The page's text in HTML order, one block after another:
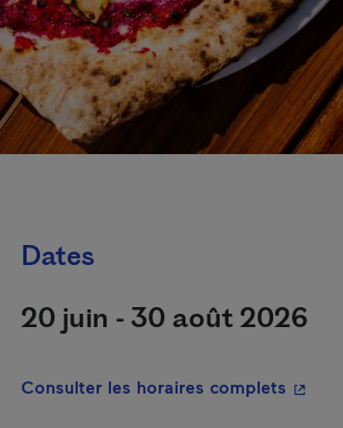
Dates
20 juin - 30 août 2026
Consulter les horaires complets - Cet